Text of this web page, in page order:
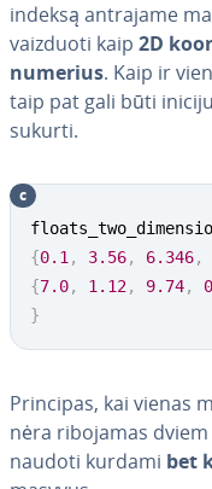
indeksą antrajame
vaiz­duo­ti kaip 2D
numerius. Kaip ir
taip pat gali būti
sukurti.
{0.1 , 3.56, 6.346,
{7.0, 1.12, 9.74,
}
c
Principas, kai vienas
nėra ribojamas
naudoti kurdami bet